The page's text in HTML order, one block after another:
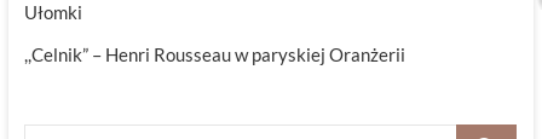
Ułomki
,,Celnik” – Henri Rousseau w paryskiej Oranżerii